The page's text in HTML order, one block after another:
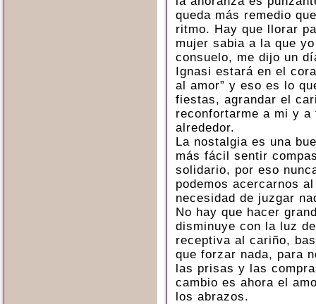
queda más remedio
ritmo. Hay que llorar
mujer sabia a la que
consuelo, me dijo un
Ignasi estará en el
al amor” y eso es lo
fiestas, agrandar el
reconfortarme a mi y
alrededor.
La nostalgia es una
más fácil sentir
solidario, por eso
podemos acercarnos
necesidad de juzgar
No hay que hacer
disminuye con la luz
receptiva al cariño,
que forzar nada, para
las prisas y las
cambio es ahora el
los abrazos.